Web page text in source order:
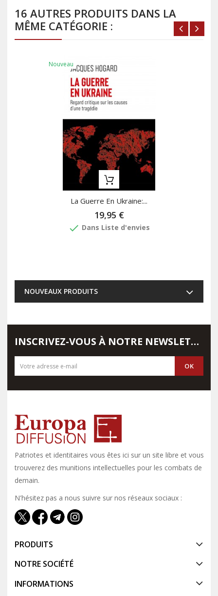
16 AUTRES PRODUITS DANS LA
MÊME CATÉGORIE :
Nouveau
La Guerre En Ukraine:...
19,95 €
done Dans Liste d'envies
NOUVEAUX PRODUITS
INSCRIVEZ-VOUS À NOTRE NEWSLETTER
Patriotes et identitaires vous êtes ici sur un site libre et vous y
trouverez des munitions intellectuelles pour les combats de
demain.
N'hésitez pas a nous suivre sur nos réseaux sociaux :
PRODUITS
NOTRE SOCIÉTÉ
INFORMATIONS